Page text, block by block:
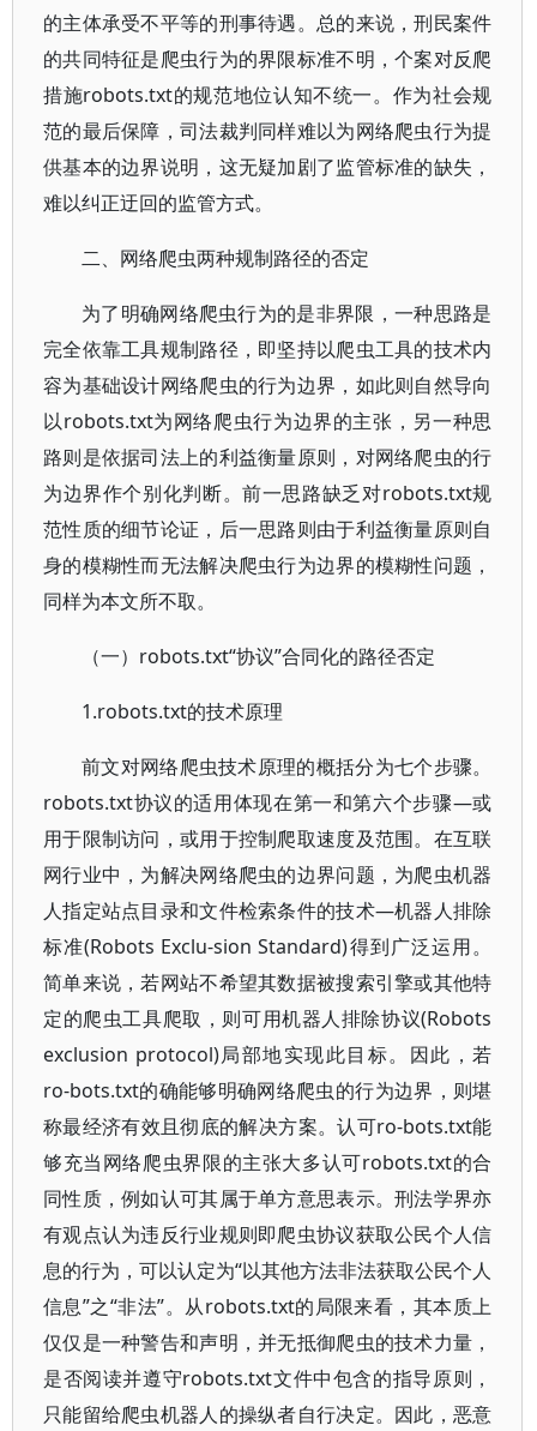
的主体承受不平等的刑事待遇。总的来说，刑民案件
的共同特征是爬虫行为的界限标准不明，个案对反爬
措施robots.txt的规范地位认知不统一。作为社会规
范的最后保障，司法裁判同样难以为网络爬虫行为提
供基本的边界说明，这无疑加剧了监管标准的缺失，
难以纠正迂回的监管方式。
二、网络爬虫两种规制路径的否定
为了明确网络爬虫行为的是非界限，一种思路是
完全依靠工具规制路径，即坚持以爬虫工具的技术内
容为基础设计网络爬虫的行为边界，如此则自然导向
以robots.txt为网络爬虫行为边界的主张，另一种思
路则是依据司法上的利益衡量原则，对网络爬虫的行
为边界作个别化判断。前一思路缺乏对robots.txt规
范性质的细节论证，后一思路则由于利益衡量原则自
身的模糊性而无法解决爬虫行为边界的模糊性问题，
同样为本文所不取。
（一）robots.txt“协议”合同化的路径否定
1.robots.txt的技术原理
前文对网络爬虫技术原理的概括分为七个步骤。
robots.txt协议的适用体现在第一和第六个步骤—或
用于限制访问，或用于控制爬取速度及范围。在互联
网行业中，为解决网络爬虫的边界问题，为爬虫机器
人指定站点目录和文件检索条件的技术—机器人排除
标准(Robots Exclu-sion Standard)得到广泛运用。
简单来说，若网站不希望其数据被搜索引擎或其他特
定的爬虫工具爬取，则可用机器人排除协议(Robots
exclusion protocol)局部地实现此目标。因此，若
ro-bots.txt的确能够明确网络爬虫的行为边界，则堪
称最经济有效且彻底的解决方案。认可ro-bots.txt能
够充当网络爬虫界限的主张大多认可robots.txt的合
同性质，例如认可其属于单方意思表示。刑法学界亦
有观点认为违反行业规则即爬虫协议获取公民个人信
息的行为，可以认定为“以其他方法非法获取公民个人
信息”之“非法”。从robots.txt的局限来看，其本质上
仅仅是一种警告和声明，并无抵御爬虫的技术力量，
是否阅读并遵守robots.txt文件中包含的指导原则，
只能留给爬虫机器人的操纵者自行决定。因此，恶意